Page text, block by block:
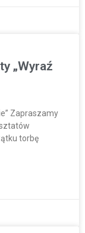
„Wyraź
Zapraszamy
torbę